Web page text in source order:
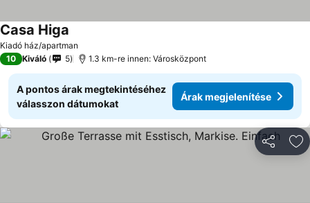
Kiadó ház/apartman
Casa Higa
10 Kiváló 5 1.3 km-re innen: Városközpont
A pontos árak megtekintéséhez
válasszon dátumokat
Árak megjelenítése